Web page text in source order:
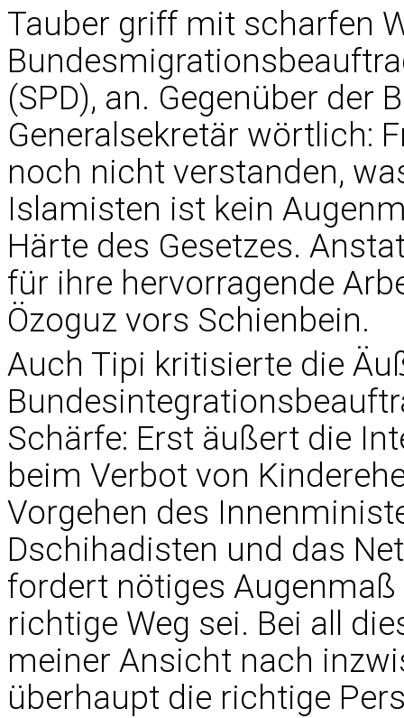
Tauber griff mit scharfen
(SPD), an. Gegenüber der
Generalsekretär wörtlich:
noch nicht verstanden,
Islamisten ist kein
Härte des Gesetzes.
für ihre hervorragende
Özoguz vors Schienbein.
Auch Tipi kritisierte die
Schärfe: Erst äußert die
beim Verbot von
Vorgehen des
Dschihadisten und das
fordert nötiges
richtige Weg sei. Bei all
meiner Ansicht nach
überhaupt die richtige